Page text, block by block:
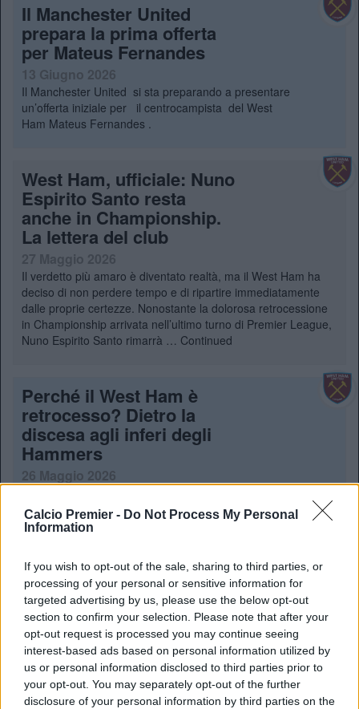
Calcio Premier - Do Not Process My Personal
Information
If you wish to opt-out of the sale, sharing to third parties, or
processing of your personal or sensitive information for
targeted advertising by us, please use the below opt-out
section to confirm your selection. Please note that after your
opt-out request is processed you may continue seeing
interest-based ads based on personal information utilized by
us or personal information disclosed to third parties prior to
your opt-out. You may separately opt-out of the further
disclosure of your personal information by third parties on the
Il Manchester United
prepara la prima offerta
per Mateus Fernandes
13 Giugno 2026
Il Manchester United si sta preparando a presentare
un’offerta iniziale per il centrocampista del West
Ham Mateus Fernandes .
West Ham, ufficiale: Nuno
Espirito Santo resta
anche in Championship.
La lettera del club
Il verdetto più amaro è diventato realtà, ma il West Ham ha
deciso di non perdere tempo e di ripartire immediatamente
dalle proprie certezze. Nonostante la dolorosa retrocessione
in Championship arrivata nell’ultimo turno di Premier League,
Nuno Espirito Santo rimarrà … Continued
Perché il West Ham è
retrocesso? Dietro la
discesa agli inferi degli
Hammers
26 Maggio 2026
perchè il West Ham è retrocesso?
Nuno Espirito Santo
rimarrà al West Ham? La
situazione
26 Maggio 2026
Nuno Espirito Santo rimarrà al West Ham? I tifosi Hammers
sperano, ma la situazione è in evoluzione